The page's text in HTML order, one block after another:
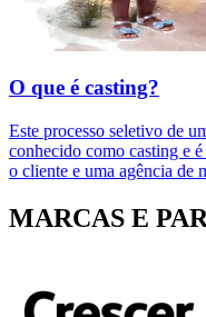
O que é casting?
Este processo seletivo de
conhecido como casting e
o cliente e uma agência de
MARCAS E